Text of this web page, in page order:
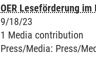
OER Leseförderung
9/18/23
1 Media contribution
Press/Media: Press/